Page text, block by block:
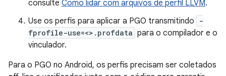
consulte Como lidar com arquivos de perfil LLVM.
Use os perfis para aplicar a PGO transmitindo
-
fprofile-use=<>.profdata para o compilador e o
vinculador.
Para o PGO no Android, os perfis precisam ser coletados